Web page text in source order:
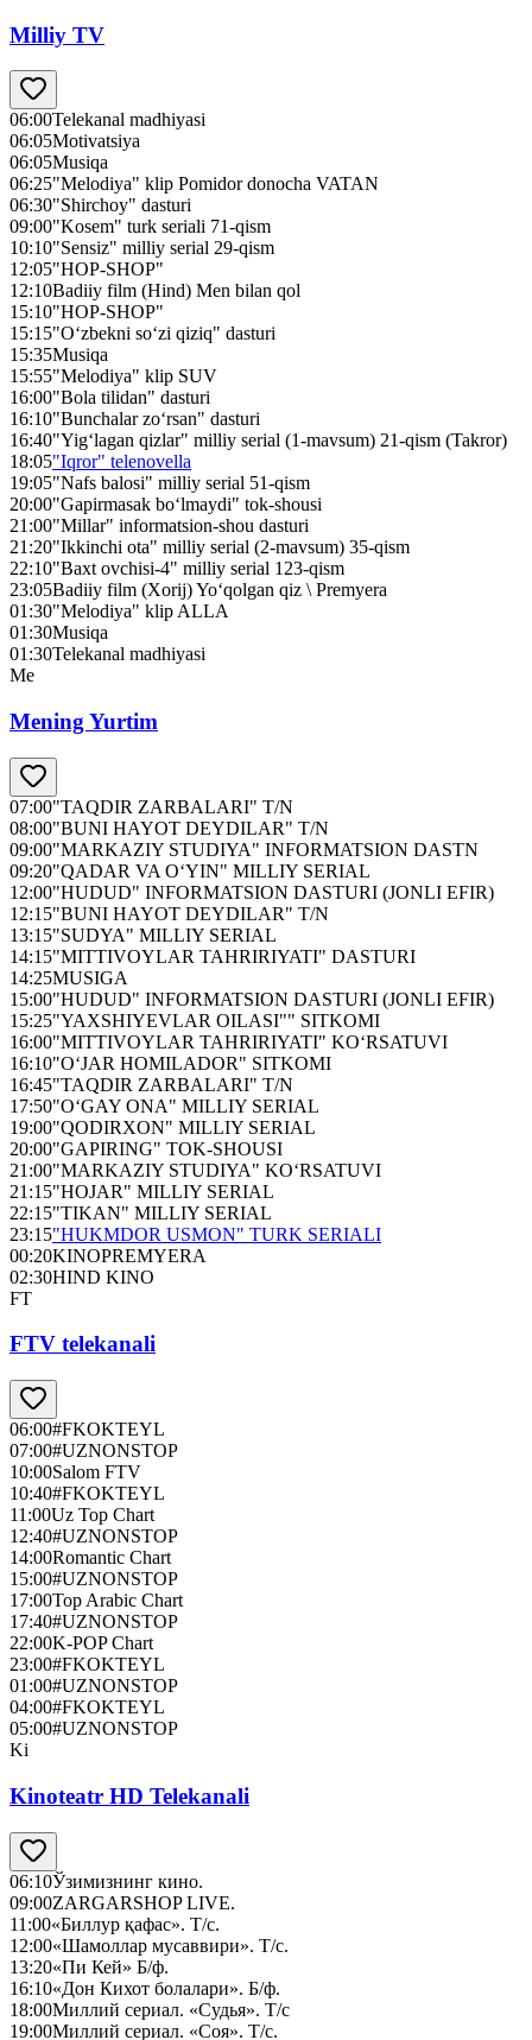
Milliy TV
06:00Telekanal madhiyasi
06:05Motivatsiya
06:05Musiqa
06:25"Melodiya" klip Pomidor donocha VATAN
06:30"Shirchoy" dasturi
09:00"Kosem" turk seriali 71-qism
10:10"Sensiz" milliy serial 29-qism
12:05"HOP-SHOP"
12:10Badiiy film (Hind) Men bilan qol
15:10"HOP-SHOP"
15:15"O‘zbekni so‘zi qiziq" dasturi
15:35Musiqa
15:55"Melodiya" klip SUV
16:00"Bola tilidan" dasturi
16:10"Bunchalar zo‘rsan" dasturi
16:40"Yig‘lagan qizlar" milliy serial (1-mavsum) 21-qism (Takror)
18:05"Iqror" telenovella
19:05"Nafs balosi" milliy serial 51-qism
20:00"Gapirmasak bo‘lmaydi" tok-shousi
21:00"Millar" informatsion-shou dasturi
21:20"Ikkinchi ota" milliy serial (2-mavsum) 35-qism
22:10"Baxt ovchisi-4" milliy serial 123-qism
23:05Badiiy film (Xorij) Yo‘qolgan qiz \ Premyera
01:30"Melodiya" klip ALLA
01:30Musiqa
01:30Telekanal madhiyasi
Me
Mening Yurtim
07:00"TAQDIR ZARBALARI" T/N
08:00"BUNI HAYOT DEYDILAR" T/N
09:00"MARKAZIY STUDIYA" INFORMATSION DASTN
09:20"QADAR VA O‘YIN" MILLIY SERIAL
12:00"HUDUD" INFORMATSION DASTURI (JONLI EFIR)
12:15"BUNI HAYOT DEYDILAR" T/N
13:15"SUDYA" MILLIY SERIAL
14:15"MITTIVOYLAR TAHRIRIYATI" DASTURI
14:25MUSIGA
15:00"HUDUD" INFORMATSION DASTURI (JONLI EFIR)
15:25"YAXSHIYEVLAR OILASI"" SITKOMI
16:00"MITTIVOYLAR TAHRIRIYATI" KO‘RSATUVI
16:10"O‘JAR HOMILADOR" SITKOMI
16:45"TAQDIR ZARBALARI" T/N
17:50"O‘GAY ONA" MILLIY SERIAL
19:00"QODIRXON" MILLIY SERIAL
20:00"GAPIRING" TOK-SHOUSI
21:00"MARKAZIY STUDIYA" KO‘RSATUVI
21:15"HOJAR" MILLIY SERIAL
22:15"TIKAN" MILLIY SERIAL
23:15"HUKMDOR USMON" TURK SERIALI
00:20KINOPREMYERA
02:30HIND KINO
FT
FTV telekanali
06:00#FKOKTEYL
07:00#UZNONSTOP
10:00Salom FTV
10:40#FKOKTEYL
11:00Uz Top Chart
12:40#UZNONSTOP
14:00Romantic Chart
15:00#UZNONSTOP
17:00Top Arabic Chart
17:40#UZNONSTOP
22:00K-POP Chart
23:00#FKOKTEYL
01:00#UZNONSTOP
04:00#FKOKTEYL
05:00#UZNONSTOP
Ki
Kinoteatr HD Telekanali
06:10Ўзимизнинг кино.
09:00ZARGARSHOP LIVE.
11:00«Биллур қафас». Т/с.
12:00«Шамоллар мусаввири». Т/с.
13:20«Пи Кей» Б/ф.
16:10«Дон Кихот болалари». Б/ф.
18:00Миллий сериал. «Судья». Т/с
19:00Миллий сериал. «Соя». Т/с.